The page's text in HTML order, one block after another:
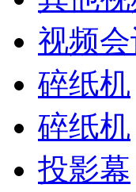
视频
碎纸机
碎纸机
投影幕